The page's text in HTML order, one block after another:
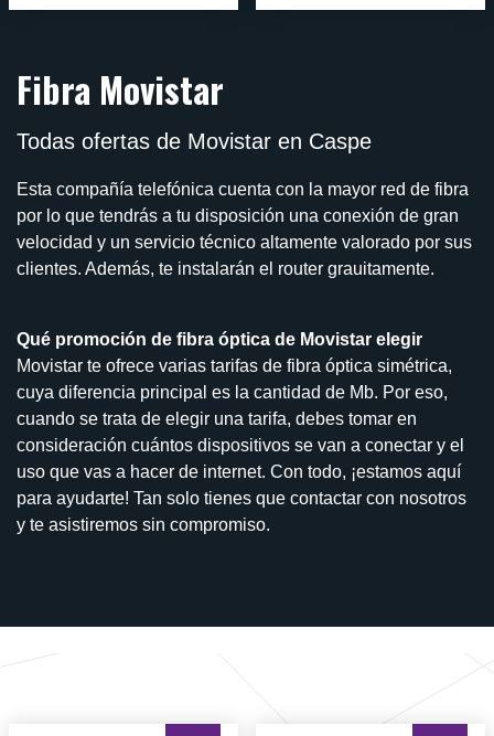
Fibra Movistar
Todas ofertas de Movistar en Caspe
Esta compañía telefónica cuenta con la mayor red de fibra
por lo que tendrás a tu disposición una conexión de gran
velocidad y un servicio técnico altamente valorado por sus
clientes. Además, te instalarán el router grauitamente.
Qué promoción de fibra óptica de Movistar elegir
Movistar te ofrece varias tarifas de fibra óptica simétrica,
cuya diferencia principal es la cantidad de Mb. Por eso,
cuando se trata de elegir una tarifa, debes tomar en
consideración cuántos dispositivos se van a conectar y el
uso que vas a hacer de internet. Con todo, ¡estamos aquí
para ayudarte! Tan solo tienes que contactar con nosotros
y te asistiremos sin compromiso.